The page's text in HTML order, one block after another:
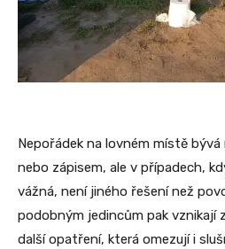
Nepořádek na lovném místě
nebo zápisem, ale v případech,
vážná, není jiného řešení než
podobným jedincům pak vznikají
další opatření, která omezují i